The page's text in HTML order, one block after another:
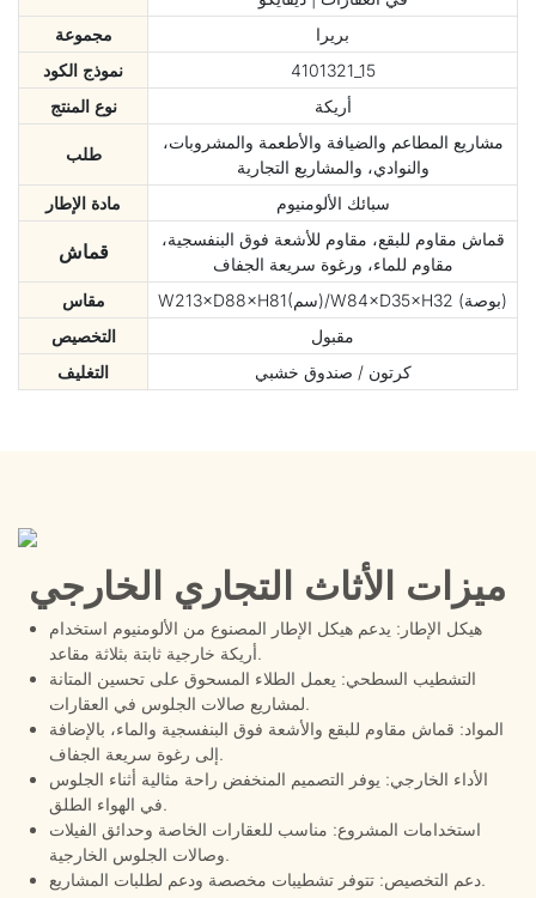
مجموعة
بريرا
نموذج الكود
4101321_15
نوع المنتج
أريكة
طلب
مشاريع المطاعم والضيافة والأطعمة والمشروبات،
والنوادي، والمشاريع التجارية
مادة الإطار
سبائك الألومنيوم
قماش
قماش مقاوم للبقع، مقاوم للأشعة فوق البنفسجية،
مقاوم للماء، ورغوة سريعة الجفاف
مقاس
W213×D88×H81(سم)/W84×D35×H32 (بوصة)
التخصيص
مقبول
التغليف
كرتون / صندوق خشبي
ميزات الأثاث التجاري الخارجي
هيكل الإطار: يدعم هيكل الإطار المصنوع من الألومنيوم استخدام
أريكة خارجية ثابتة بثلاثة مقاعد.
التشطيب السطحي: يعمل الطلاء المسحوق على تحسين المتانة
لمشاريع صالات الجلوس في العقارات.
المواد: قماش مقاوم للبقع والأشعة فوق البنفسجية والماء، بالإضافة
إلى رغوة سريعة الجفاف.
الأداء الخارجي: يوفر التصميم المنخفض راحة مثالية أثناء الجلوس
في الهواء الطلق.
استخدامات المشروع: مناسب للعقارات الخاصة وحدائق الفيلات
وصالات الجلوس الخارجية.
دعم التخصيص: تتوفر تشطيبات مخصصة ودعم لطلبات المشاريع.